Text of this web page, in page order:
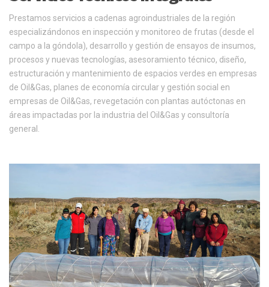
Prestamos servicios a cadenas agroindustriales de la región
especializándonos en inspección y monitoreo de frutas (desde el
campo a la góndola), desarrollo y gestión de ensayos de insumos,
procesos y nuevas tecnologías, asesoramiento técnico, diseño,
estructuración y mantenimiento de espacios verdes en empresas
de Oil&Gas, planes de economía circular y gestión social en
empresas de Oil&Gas, revegetación con plantas autóctonas en
áreas impactadas por la industria del Oil&Gas y consultoría
general.